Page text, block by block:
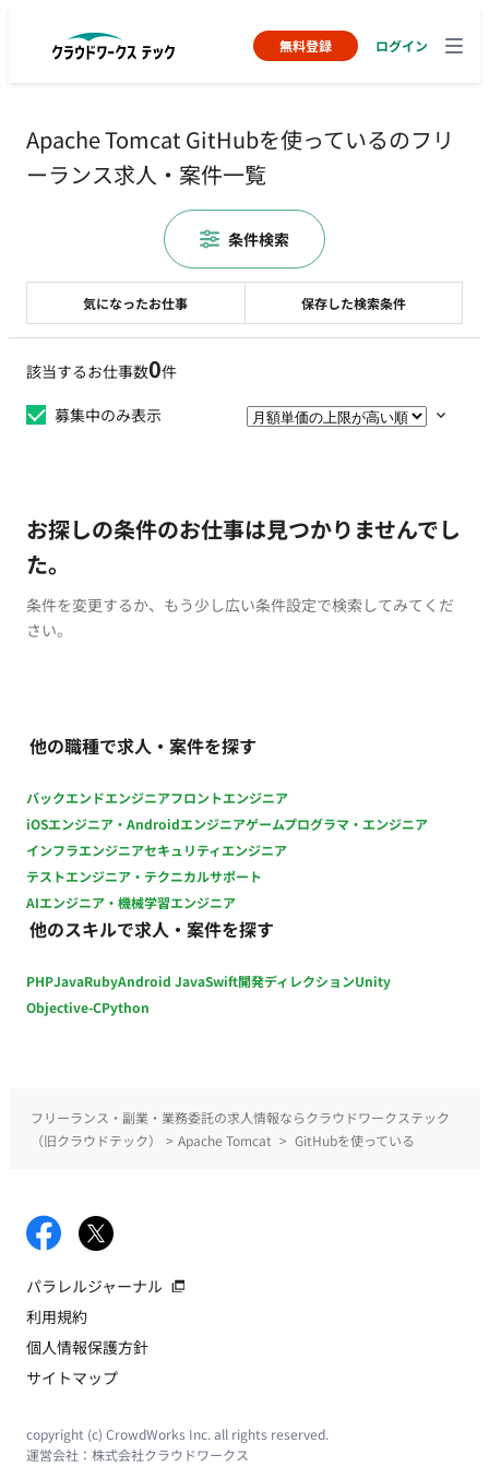
無料登録 ログイン
Apache Tomcat GitHubを使っているのフリ
ーランス求人・案件一覧
該当するお仕事数0件
募集中のみ表示
お探しの条件のお仕事は見つかりませんでし
た。
条件を変更するか、もう少し広い条件設定で検索してみてくだ
さい。
他の職種で求人・案件を探す
バックエンドエンジニアフロントエンジニア
iOSエンジニア・Androidエンジニアゲームプログラマ・エンジニア
インフラエンジニアセキュリティエンジニア
テストエンジニア・テクニカルサポート
AIエンジニア・機械学習エンジニア
他のスキルで求人・案件を探す
PHPJavaRubyAndroid JavaSwift開発ディレクションUnity
Objective-CPython
気になったお仕事 保存した検索条件
条件検索
フリーランス・副業・業務委託の求人情報ならクラウドワークステック
（旧クラウドテック）
> Apache Tomcat > GitHubを使っている
パラレルジャーナル
利用規約
個人情報保護方針
サイトマップ
copyright (c) CrowdWorks Inc. all rights reserved.
運営会社： 株式会社クラウドワークス